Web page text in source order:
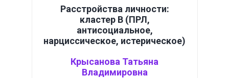
Расстройства личности:
кластер B (ПРЛ,
антисоциальное,
нарциссическое, истерическое)
Крысанова Татьяна
Владимировна